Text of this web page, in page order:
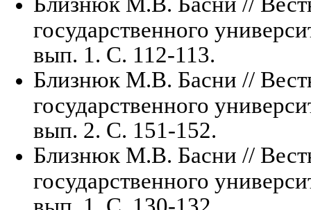
государственного
вып. 1. С. 112-113.
Близнюк М.В. Басни //
государственного
вып. 2. С. 151-152.
Близнюк М.В. Басни //
государственного